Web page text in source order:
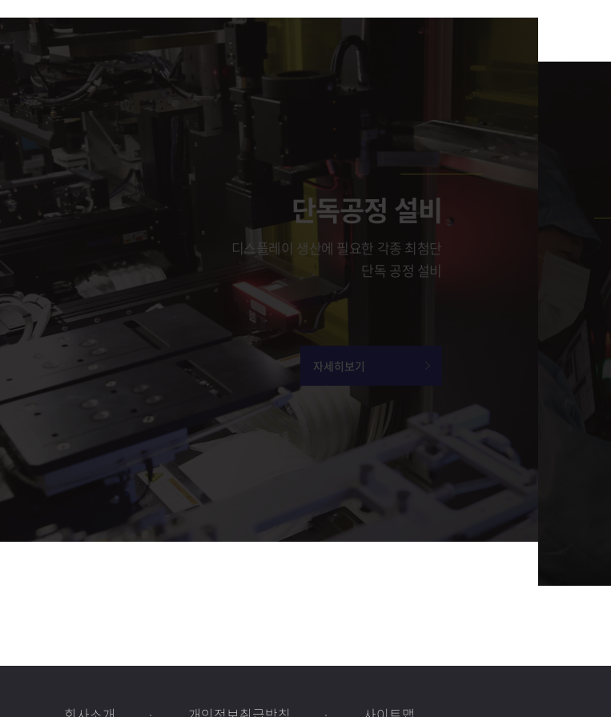
단독공정 설비
디스플레이 생산에 필요한 각종 최첨단
단독 공정 설비
자세히보기